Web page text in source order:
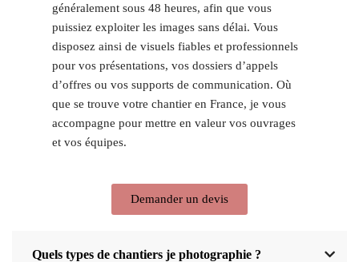
généralement sous 48 heures, afin que vous
puissiez exploiter les images sans délai. Vous
disposez ainsi de visuels fiables et professionnels
pour vos présentations, vos dossiers d’appels
d’offres ou vos supports de communication. Où
que se trouve votre chantier en France, je vous
accompagne pour mettre en valeur vos ouvrages
et vos équipes.
Demander un devis
Quels types de chantiers je photographie ?